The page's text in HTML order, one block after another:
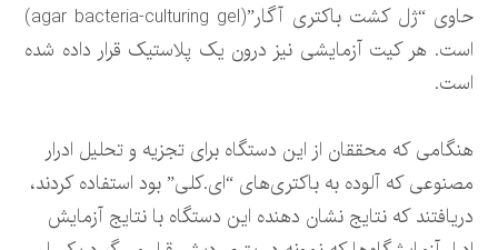
حاوی “ژل کشت باکتری آگار”(agar bacteria-culturing gel)
است. هر کیت آزمایشی نیز درون یک پلاستیک قرار داده شده
است.
هنگامی که محققان از این دستگاه برای تجزیه و تحلیل ادرار
مصنوعی که آلوده به باکتری‌های “ای.کلی” بود استفاده کردند،
دریافتند که نتایج نشان دهنده این دستگاه با نتایج آزمایش